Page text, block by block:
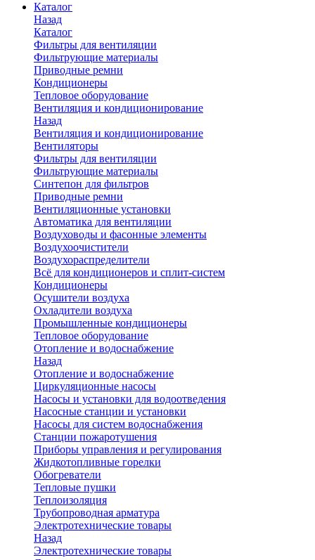
Каталог
Назад
Каталог
Фильтры для вентиляции
Фильтрующие материалы
Приводные ремни
Кондиционеры
Тепловое оборудование
Вентиляция и кондиционирование
Назад
Вентиляция и кондиционирование
Вентиляторы
Фильтры для вентиляции
Фильтрующие материалы
Синтепон для фильтров
Приводные ремни
Вентиляционные установки
Автоматика для вентиляции
Воздуховоды и фасонные элементы
Воздухоочистители
Воздухораспределители
Всё для кондиционеров и сплит-систем
Кондиционеры
Осушители воздуха
Охладители воздуха
Промышленные кондиционеры
Тепловое оборудование
Отопление и водоснабжение
Назад
Отопление и водоснабжение
Циркуляционные насосы
Насосы и установки для водоотведения
Насосные станции и установки
Насосы для систем водоснабжения
Станции пожаротушения
Приборы управления и регулирования
Жидкотопливные горелки
Обогреватели
Тепловые пушки
Теплоизоляция
Трубопроводная арматура
Электротехнические товары
Назад
Электротехнические товары